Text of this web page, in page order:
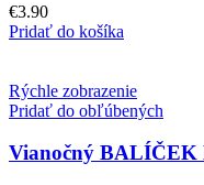
€3.90
Pridať do košíka
Rýchle zobrazenie
Pridať do obľúbených
Vianočný BALÍČEK